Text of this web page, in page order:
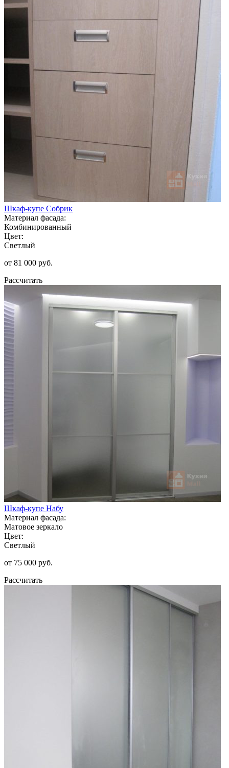
Шкаф-купе Собрик
Материал фасада:
Комбинированный
Цвет:
Светлый
от 81 000 руб.
Рассчитать
Шкаф-купе Набу
Материал фасада:
Матовое зеркало
Цвет:
Светлый
от 75 000 руб.
Рассчитать